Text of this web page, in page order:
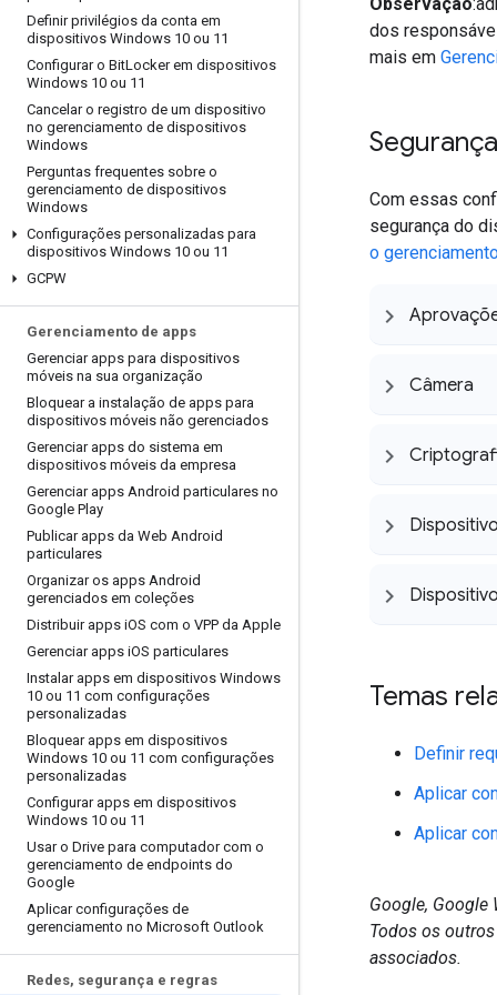
Definir privilégios da conta em
dispositivos Windows 10 ou 11
Configurar o BitLocker em dispositivos
Windows 10 ou 11
Cancelar o registro de um dispositivo
no gerenciamento de dispositivos
Windows
Perguntas frequentes sobre o
gerenciamento de dispositivos
Windows
Configurações personalizadas para
dispositivos Windows 10 ou 11
GCPW
Gerenciamento de apps
Gerenciar apps para dispositivos
móveis na sua organização
Bloquear a instalação de apps para
dispositivos móveis não gerenciados
Gerenciar apps do sistema em
dispositivos móveis da empresa
Gerenciar apps Android particulares no
Google Play
Publicar apps da Web Android
particulares
Organizar os apps Android
gerenciados em coleções
Distribuir apps iOS com o VPP da Apple
Gerenciar apps iOS particulares
Instalar apps em dispositivos Windows
10 ou 11 com configurações
personalizadas
Bloquear apps em dispositivos
Windows 10 ou 11 com configurações
personalizadas
Configurar apps em dispositivos
Windows 10 ou 11
Usar o Drive para computador com o
gerenciamento de endpoints do
Google
Aplicar configurações de
gerenciamento no Microsoft Outlook
Redes, segurança e regras
dos
mais em
Segurança
Com essas
segurança do
o
Câmera
Temas
Definir
Aplicar
Aplicar
Google, Google
Todos os
associados.